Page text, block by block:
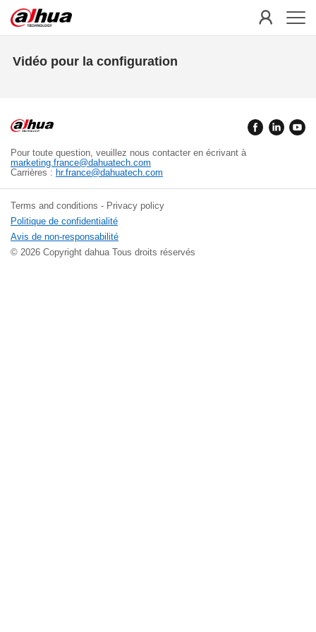
Vidéo pour la configuration
Pour toute question, veuillez nous contacter en écrivant à
marketing.france@dahuatech.com
Carrières : hr.france@dahuatech.com
Terms and conditions - Privacy policy
Politique de confidentialité
Avis de non-responsabilité
© 2026 Copyright dahua Tous droits réservés